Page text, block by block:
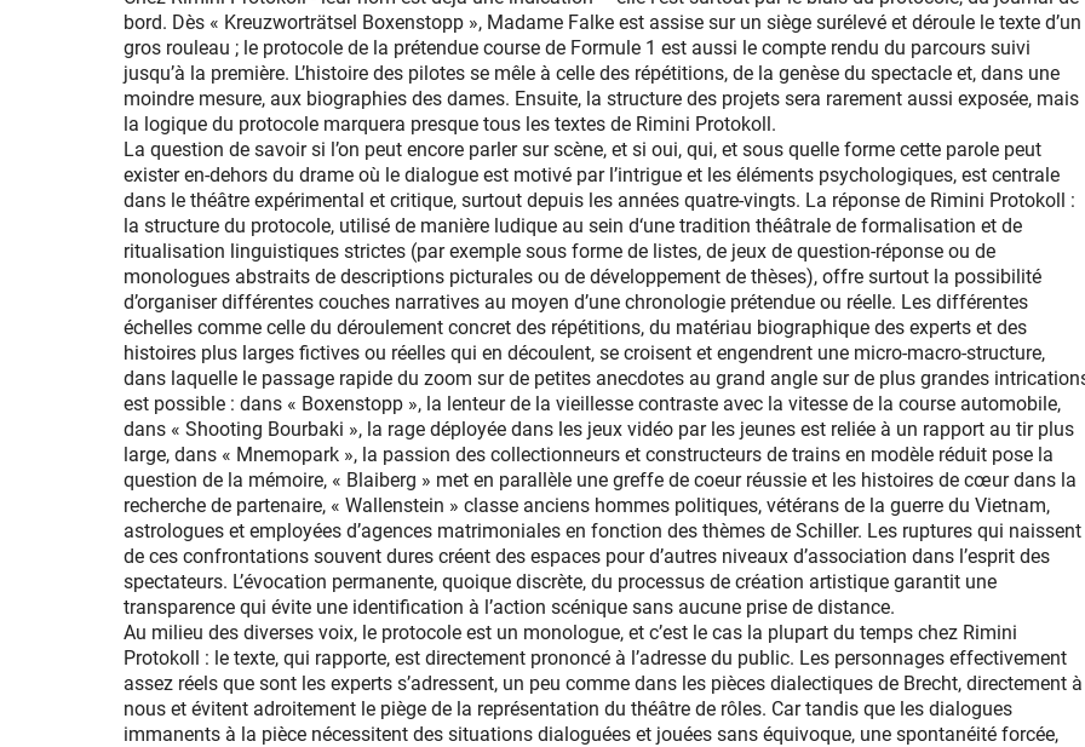
bord. Dès « Kreuzworträtsel Boxenstopp », Madame Falke est assise sur un siège surélevé et déroule le texte d’un
gros rouleau ; le protocole de la prétendue course de Formule 1 est aussi le compte rendu du parcours suivi
jusqu’à la première. L’histoire des pilotes se mêle à celle des répétitions, de la genèse du spectacle et, dans une
moindre mesure, aux biographies des dames. Ensuite, la structure des projets sera rarement aussi exposée, mais
la logique du protocole marquera presque tous les textes de Rimini Protokoll.
La question de savoir si l’on peut encore parler sur scène, et si oui, qui, et sous quelle forme cette parole peut
exister en-dehors du drame où le dialogue est motivé par l’intrigue et les éléments psychologiques, est centrale
dans le théâtre expérimental et critique, surtout depuis les années quatre-vingts. La réponse de Rimini Protokoll :
la structure du protocole, utilisé de manière ludique au sein d‘une tradition théâtrale de formalisation et de
ritualisation linguistiques strictes (par exemple sous forme de listes, de jeux de question-réponse ou de
monologues abstraits de descriptions picturales ou de développement de thèses), offre surtout la possibilité
d’organiser différentes couches narratives au moyen d’une chronologie prétendue ou réelle. Les différentes
échelles comme celle du déroulement concret des répétitions, du matériau biographique des experts et des
histoires plus larges fictives ou réelles qui en découlent, se croisent et engendrent une micro-macro-structure,
dans laquelle le passage rapide du zoom sur de petites anecdotes au grand angle sur de plus grandes
est possible : dans « Boxenstopp », la lenteur de la vieillesse contraste avec la vitesse de la course automobile,
dans « Shooting Bourbaki », la rage déployée dans les jeux vidéo par les jeunes est reliée à un rapport au tir plus
large, dans « Mnemopark », la passion des collectionneurs et constructeurs de trains en modèle réduit pose la
question de la mémoire, « Blaiberg » met en parallèle une greffe de coeur réussie et les histoires de cœur dans la
recherche de partenaire, « Wallenstein » classe anciens hommes politiques, vétérans de la guerre du Vietnam,
astrologues et employées d’agences matrimoniales en fonction des thèmes de Schiller. Les ruptures qui naissent
de ces confrontations souvent dures créent des espaces pour d’autres niveaux d’association dans l’esprit des
spectateurs. L’évocation permanente, quoique discrète, du processus de création artistique garantit une
transparence qui évite une identification à l’action scénique sans aucune prise de distance.
Au milieu des diverses voix, le protocole est un monologue, et c’est le cas la plupart du temps chez Rimini
Protokoll : le texte, qui rapporte, est directement prononcé à l’adresse du public. Les personnages effectivement
assez réels que sont les experts s’adressent, un peu comme dans les pièces dialectiques de Brecht, directement à
nous et évitent adroitement le piège de la représentation du théâtre de rôles. Car tandis que les dialogues
immanents à la pièce nécessitent des situations dialoguées et jouées sans équivoque, une spontanéité forcée,